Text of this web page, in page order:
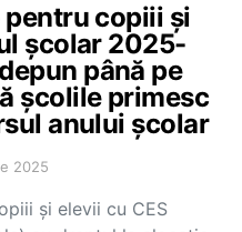
copiii și
școlar 2025-
până pe
școlile primesc
anului școlar
2025
și elevii cu CES